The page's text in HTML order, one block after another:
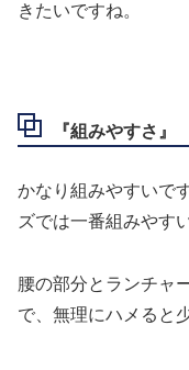
きたいですね。
『組みやすさ』
かなり組みやすいで
ズでは一番組みやす
腰の部分とランチャ
で、無理にハメると